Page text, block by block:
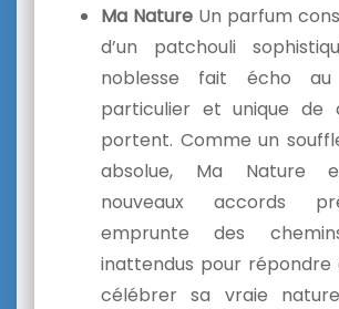
Ma Nature Un parfum
d’un patchouli
noblesse fait écho au
particulier et unique de
portent. Comme un
absolue, Ma Nature
nouveaux accords
emprunte des
inattendus pour répondre
célébrer sa vraie